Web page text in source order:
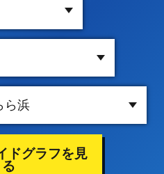
ドグラフを見
る